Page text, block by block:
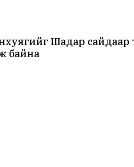
Шадар сайдаар
байна